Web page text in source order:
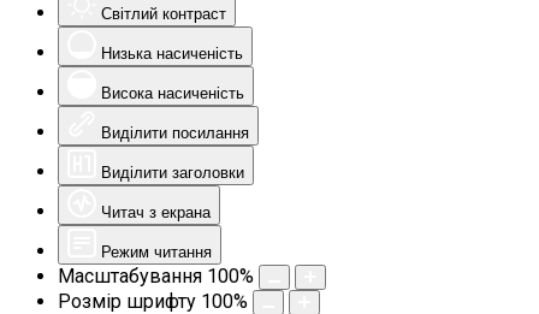
Світлий контраст
Низька насиченість
Висока насиченість
Виділити посилання
Виділити заголовки
Читач з екрана
Режим читання
Масштабування 100%
Розмір шрифту 100%